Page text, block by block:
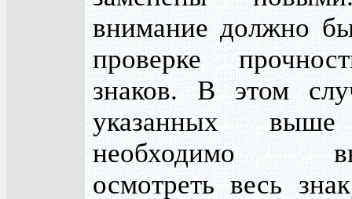
внимание должно
проверке
знаков. В этом
указанных выше
необходимо
осмотреть весь